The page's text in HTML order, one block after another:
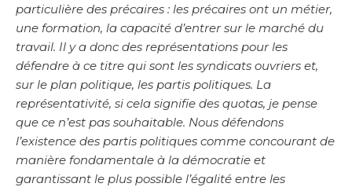
particulière des précaires : les précaires ont un métier,
une formation, la capacité d’entrer sur le marché du
travail. Il y a donc des représentations pour les
défendre à ce titre qui sont les syndicats ouvriers et,
sur le plan politique, les partis politiques. La
représentativité, si cela signifie des quotas, je pense
que ce n’est pas souhaitable. Nous défendons
l’existence des partis politiques comme concourant de
manière fondamentale à la démocratie et
garantissant le plus possible l’égalité entre les